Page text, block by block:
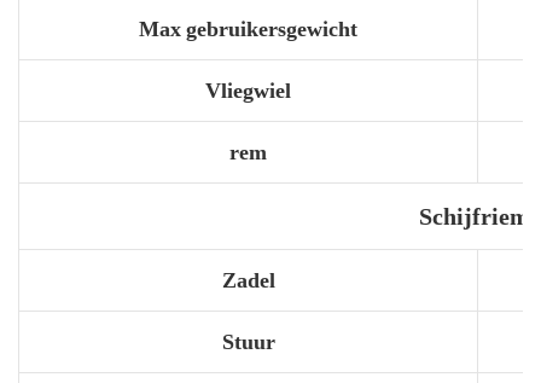
Max gebruikersgewicht
Vliegwiel
rem
Schijfriem
Zadel
Stuur